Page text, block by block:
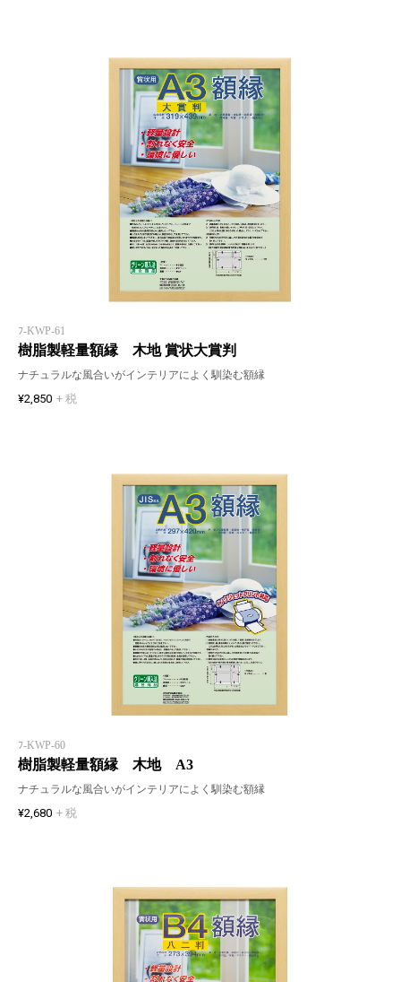
ﾌ-KWP-61
樹脂製軽量額縁 木地 賞状大賞判
ナチュラルな風合いがインテリアによく馴染む額縁
¥2,850 + 税
ﾌ-KWP-60
樹脂製軽量額縁 木地 A3
ナチュラルな風合いがインテリアによく馴染む額縁
¥2,680 + 税